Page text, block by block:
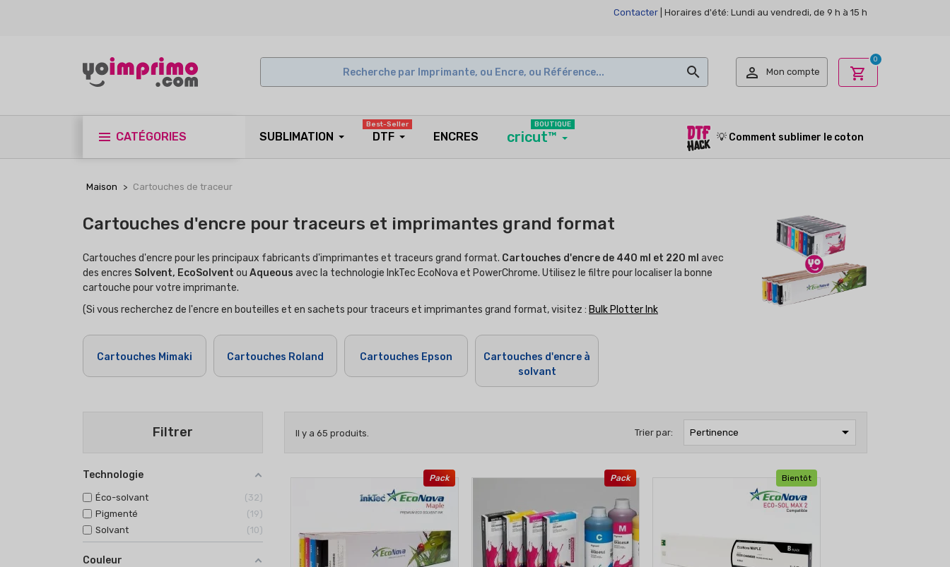
Contacter | Horaires d'été: Lundi au vendredi, de 9 h à 15 h
  Mon compte shopping_cart
0
CATÉGORIES SUBLIMATION DTF
Best-Seller
ENCRES cricut™
BOUTIQUE
💡 Comment sublimer le coton
Maison Cartouches de traceur
Cartouches d'encre pour traceurs et imprimantes grand format
Cartouches d'encre pour les principaux fabricants d'imprimantes et traceurs grand format. Cartouches d'encre de 440 ml et 220 ml avec
des encres Solvent, EcoSolvent ou Aqueous avec la technologie InkTec EcoNova et PowerChrome. Utilisez le filtre pour localiser la bonne
cartouche pour votre imprimante.
(Si vous recherchez de l'encre en bouteilles et en sachets pour traceurs et imprimantes grand format, visitez : Bulk Plotter Ink
Cartouches Mimaki Cartouches Roland Cartouches Epson
Cartouches d'encre à
solvant
Filtrer
Technologie
Éco-solvant
32
Pigmenté
19
Solvant
10
Couleur
Il y a 65 produits. Trier par: Pertinence 
Pack Pack Bientôt